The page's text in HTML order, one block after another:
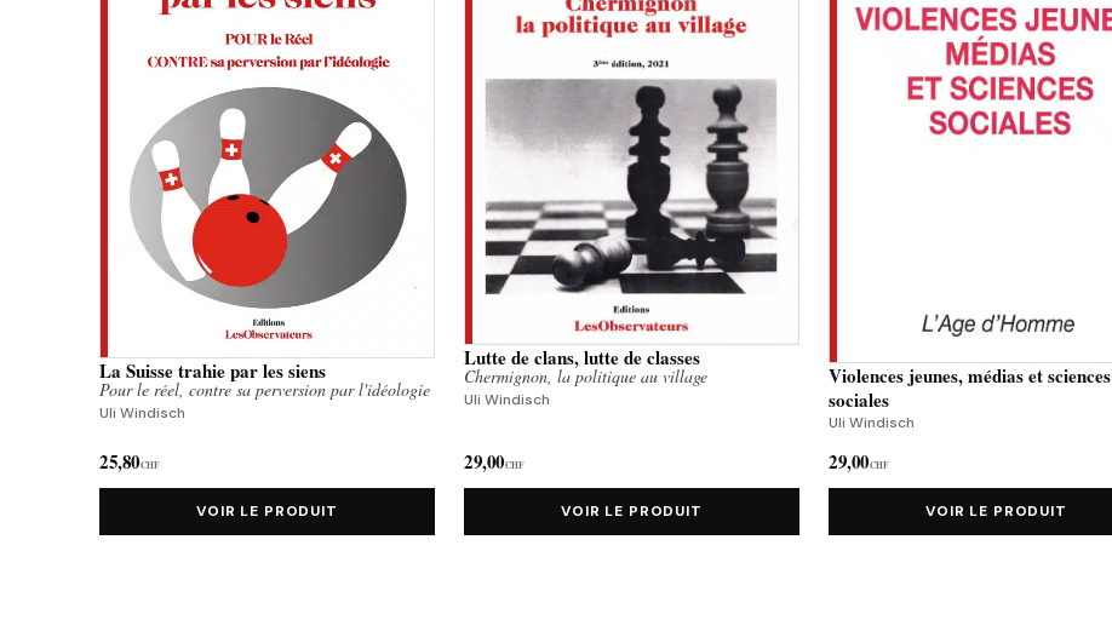
La Suisse trahie par les siens
Pour le réel, contre sa perversion par l'idéologie
Uli Windisch
25,80CHF
VOIR LE PRODUIT
Lutte de clans, lutte de classes
Chermignon, la politique au village
Uli Windisch
29,00CHF
VOIR LE PRODUIT
Violences jeunes, médias et sciences
sociales
Uli Windisch
29,00CHF
VOIR LE PRODUIT